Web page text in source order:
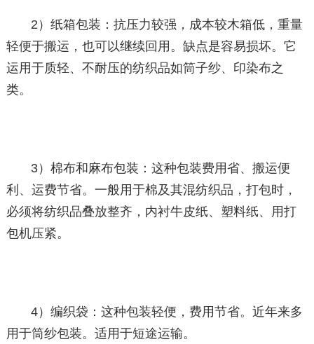
2）纸箱包装：抗压力较强，成本较木箱低，重量
轻便于搬运，也可以继续回用。缺点是容易损坏。它
运用于质轻、不耐压的纺织品如筒子纱、印染布之
类。
3）棉布和麻布包装：这种包装费用省、搬运便
利、运费节省。一般用于棉及其混纺织品，打包时，
必须将纺织品叠放整齐，内衬牛皮纸、塑料纸、用打
包机压紧。
4）编织袋：这种包装轻便，费用节省。近年来多
用于筒纱包装。适用于短途运输。